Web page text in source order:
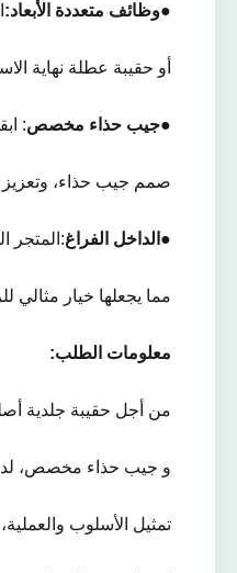
●وظائف متعددة الأبعاد:
أو حقيبة عطلة نهاية
●جيب حذاء مخصص:
صمم جيب حذاء،
● الداخل الفراغ:المتجر
مما يجعلها خيار مثالي
معلومات الطلب:
من أجل حقيبة جلدية
و جيب حذاء مخصص،
تمثيل الأسلوب